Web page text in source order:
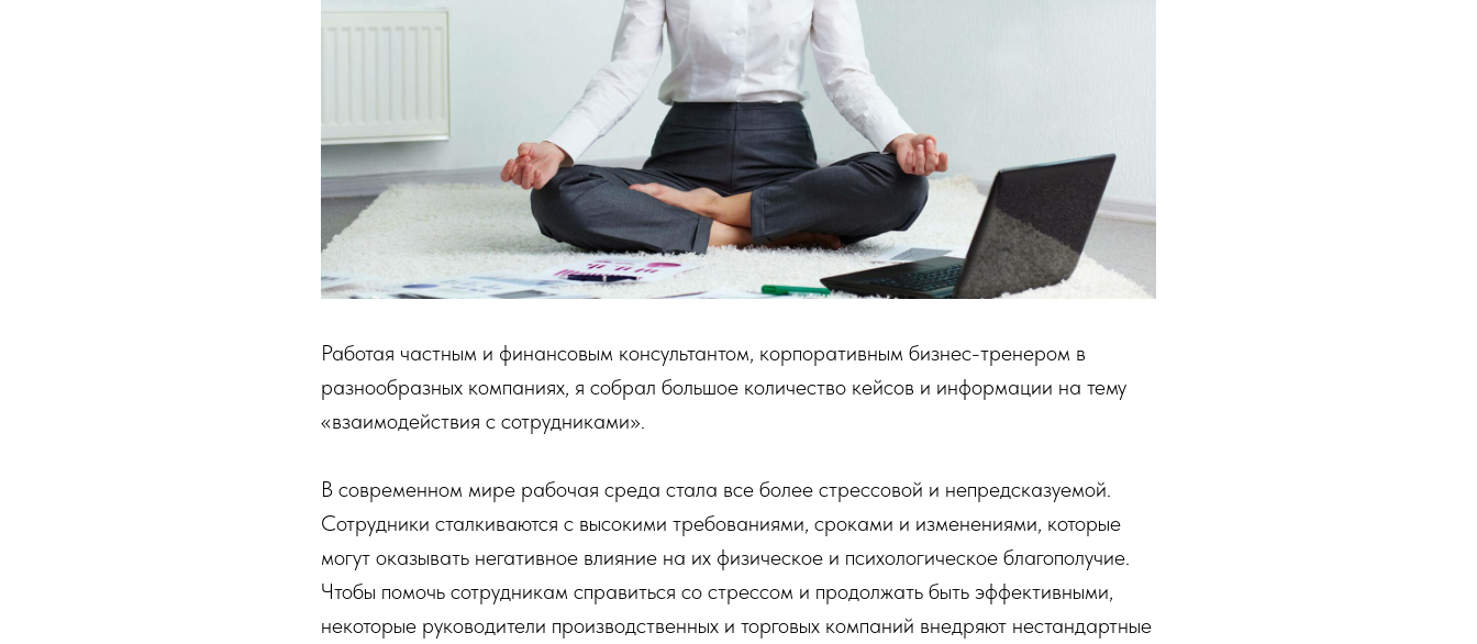
Работая частным и финансовым консультантом, корпоративным бизнес-тренером в
разнообразных компаниях, я собрал большое количество кейсов и информации на тему
«взаимодействия с сотрудниками».
В современном мире рабочая среда стала все более стрессовой и непредсказуемой.
Сотрудники сталкиваются с высокими требованиями, сроками и изменениями, которые
могут оказывать негативное влияние на их физическое и психологическое благополучие.
Чтобы помочь сотрудникам справиться со стрессом и продолжать быть эффективными,
некоторые руководители производственных и торговых компаний внедряют нестандартные